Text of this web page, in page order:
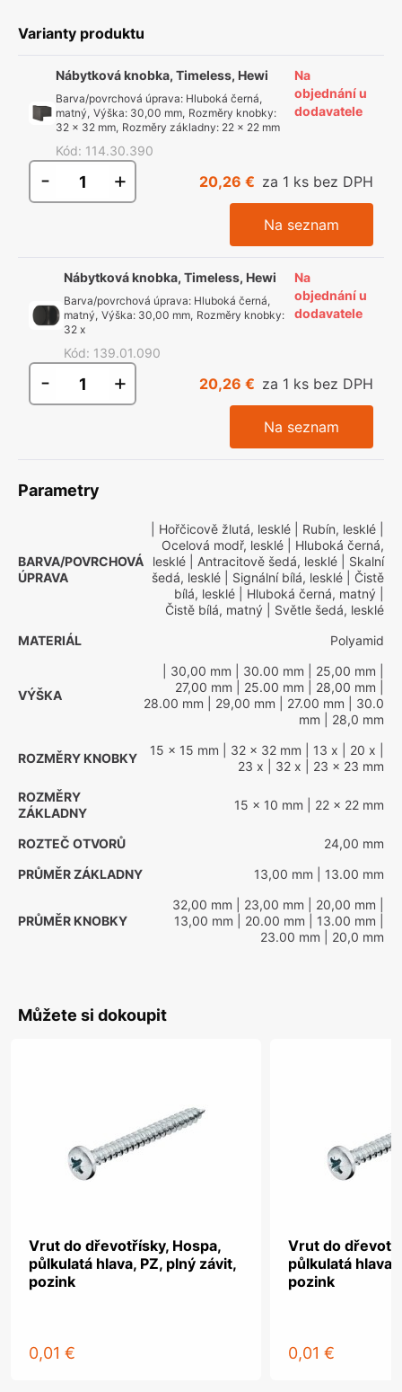
Varianty produktu
Nábytková knobka, Timeless, Hewi
Barva/povrchová úprava: Hluboká černá,
matný, Výška: 30,00 mm, Rozměry knobky:
32 x 32 mm, Rozměry základny: 22 x 22 mm
Kód: 114.30.390
Na
objednání u
dodavatele
- + 20,26 € za 1 ks bez DPH
Na seznam
Nábytková knobka, Timeless, Hewi
Barva/povrchová úprava: Hluboká černá,
matný, Výška: 30,00 mm, Rozměry knobky:
32 x
Kód: 139.01.090
Na
objednání u
dodavatele
- + 20,26 € za 1 ks bez DPH
Na seznam
Parametry
BARVA/POVRCHOVÁ
ÚPRAVA
| Hořčicově žlutá, lesklé | Rubín, lesklé
Ocelová modř, lesklé | Hluboká černá,
lesklé | Antracitově šedá, lesklé | Skalní
šedá, lesklé | Signální bílá, lesklé | Čistě
bílá, lesklé | Hluboká černá, matný
Čistě bílá, matný | Světle šedá, lesklé
MATERIÁL
Polyamid
VÝŠKA
| 30,00 mm | 30.00 mm | 25,00 mm
27,00 mm | 25.00 mm | 28,00 mm
28.00 mm | 29,00 mm | 27.00 mm | 30.0
mm | 28,0 mm
ROZMĚRY KNOBKY
15 x 15 mm | 32 x 32 mm | 13 x | 20 x
23 x | 32 x | 23 x 23 mm
ROZMĚRY
ZÁKLADNY
15 x 10 mm | 22 x 22 mm
ROZTEČ OTVORŮ
24,00 mm
PRŮMĚR ZÁKLADNY
13,00 mm | 13.00 mm
PRŮMĚR KNOBKY
32,00 mm | 23,00 mm | 20,00 mm
13,00 mm | 20.00 mm | 13.00 mm
23.00 mm | 20,0 mm
Můžete si dokoupit
Vrut do dřevotřísky, Hospa,
půlkulatá hlava, PZ, plný závit,
pozink
0,01 €
Vrut do
půlkulatá hlava,
pozink
0,01 €